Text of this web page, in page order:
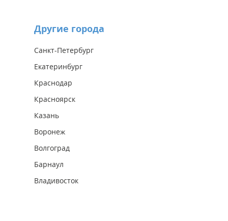
Другие города
Санкт-Петербург
Екатеринбург
Краснодар
Красноярск
Казань
Воронеж
Волгоград
Барнаул
Владивосток